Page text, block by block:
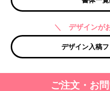
＼ デザインが
デザイン入稿
ご注文・お